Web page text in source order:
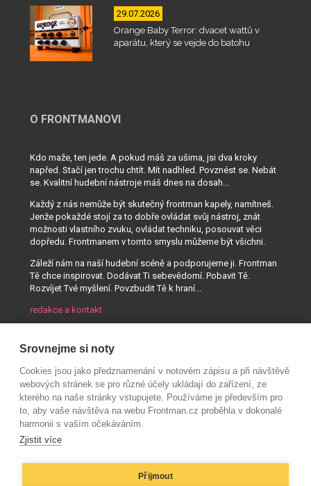
29.07.2026
Orange Baby Terror: dvacet wattů v
aparátu, který se vejde do batohu
O FRONTMANOVI
Kdo maže, ten jede. A pokud máš za ušima, jsi dva kroky
napřed. Stačí jen trochu chtít. Mít nadhled. Povznést se. Nebát
se. Kvalitní hudební nástroje máš dnes na dosah...
Každý z nás nemůže být skutečný frontman kapely, namítneš.
Jenže pokaždé stojí za to dobře ovládat svůj nástroj, znát
možnosti vlastního zvuku, ovládat techniku, posouvat věci
dopředu. Frontmanem v tomto smyslu můžeme být všichni.
Záleží nám na naší hudební scéně a podporujeme ji. Frontman
Tě chce inspirovat. Dodávat Ti sebevědomí. Pobavit Tě.
Rozvíjet Tvé myšlení. Povzbudit Tě k hraní...
redakce a kontakt
Srovnejme si noty
Cookies jsou jako předznamenání v notovém zápisu a při návštěvě
webových stránek se pro různé účely ukládají do zařízení, ze
kterého na naše stránky vstupujete. Používáme je především pro
to, aby vaše návštěva na webu Frontman.cz proběhla v dokonalé
harmonii s vaším očekáváním.
Zjistit více
Přijmout